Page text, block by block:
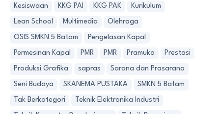
Kesiswaan KKG PAI KKG PAK Kurikulum
Lean School Multimedia Olehraga
OSIS SMKN 5 Batam Pengelasan Kapal
Permesinan Kapal PMR PMR Pramuka Prestasi
Produksi Grafika sapras Sarana dan Prasarana
Seni Budaya SKANEMA PUSTAKA SMKN 5 Batam
Tak Berkategori Teknik Elektronika Industri